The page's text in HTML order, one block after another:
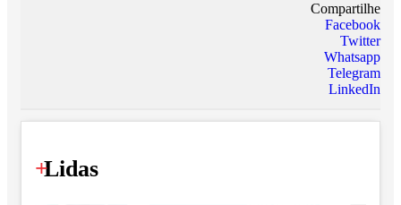
Compartilhe
Facebook
Twitter
Whatsapp
Telegram
LinkedIn
+
Lidas